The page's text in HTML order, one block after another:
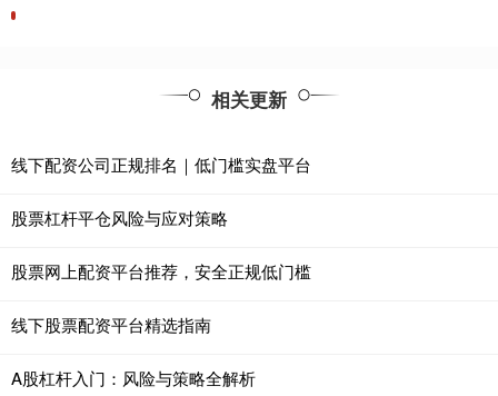
相关更新
线下配资公司正规排名｜低门槛实盘平台
股票杠杆平仓风险与应对策略
股票网上配资平台推荐，安全正规低门槛
线下股票配资平台精选指南
A股杠杆入门：风险与策略全解析